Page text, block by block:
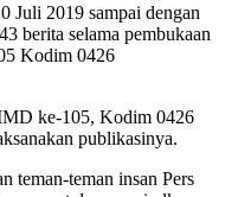
Juli 2019 sampai dengan
berita selama pembukaan
Kodim 0426
ke-105, Kodim 0426
publikasinya.
teman-teman insan Pers